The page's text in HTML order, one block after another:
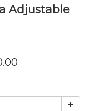
Adjustable